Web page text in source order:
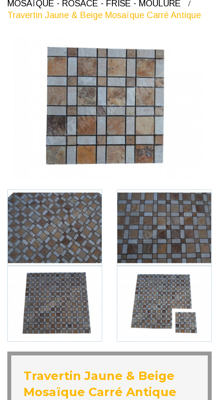
MOSAÏQUE - ROSACE - FRISE - MOULURE
Travertin Jaune & Beige Mosaïque Carré Antique
Travertin Jaune & Beige
Mosaïque Carré Antique